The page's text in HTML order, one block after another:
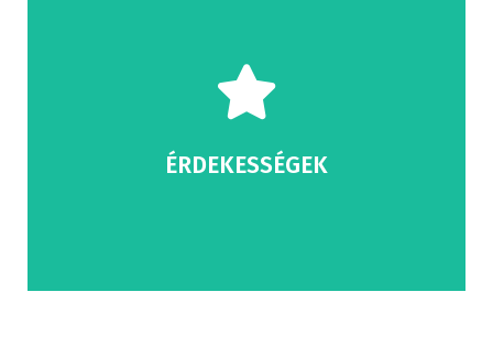
ÉRDEKESSÉGEK
Érdekességek a Krestovsky
volt az épülettel, hogy olyan látványt
nyújtson, mint egy földre szállt űrhajó.
A stadion helyén szintén egy stadion állt,
Kirov stadion néven ami 1990-ig volt a Zenit
otthona.